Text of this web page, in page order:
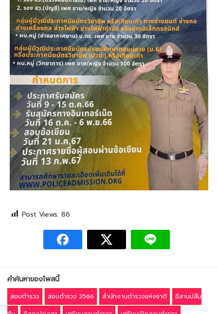
Post Views: 86
คำค้นหาของโพสนี้
สอบตำรวจ สอบตำรวจ 2566 สำนักงานตำรวจแห่งชาติ
อีสานบ่ลืม